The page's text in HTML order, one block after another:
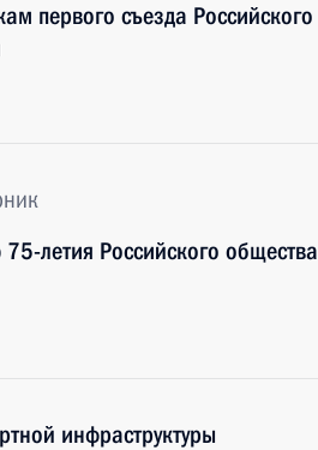
первого съезда Российского
летия Российского общества
инфраструктуры